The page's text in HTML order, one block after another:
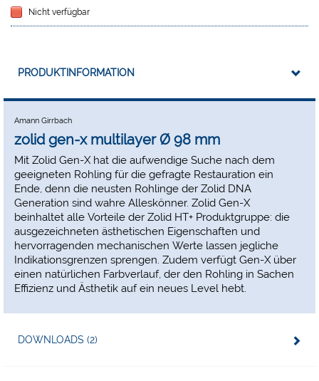
Zolid HT+ Produktgruppe: die ausgezeichneten ästhetischen
Eigenschaften und hervorragenden mechanischen Werte
Nicht verfügbar
PRODUKTINFORMATION
Amann Girrbach
zolid gen-x multilayer Ø 98 mm
Mit Zolid Gen-X hat die aufwendige Suche nach dem
geeigneten Rohling für die gefragte Restauration ein
Ende, denn die neusten Rohlinge der Zolid DNA
Generation sind wahre Alleskönner. Zolid Gen-X
beinhaltet alle Vorteile der Zolid HT+ Produktgruppe: die
ausgezeichneten ästhetischen Eigenschaften und
hervorragenden mechanischen Werte lassen jegliche
Indikationsgrenzen sprengen. Zudem verfügt Gen-X über
einen natürlichen Farbverlauf, der den Rohling in Sachen
Effizienz und Ästhetik auf ein neues Level hebt.
DOWNLOADS (2)